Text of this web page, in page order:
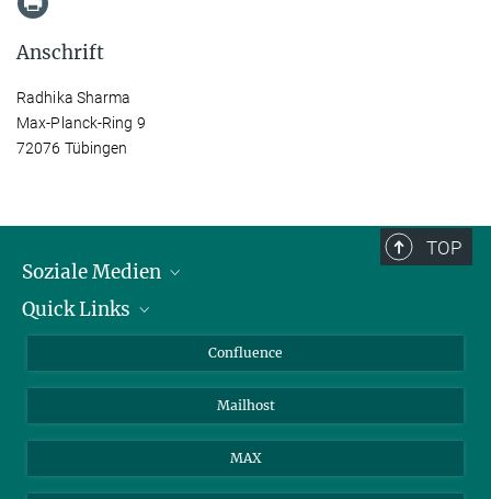
Anschrift
Radhika Sharma
Max-Planck-Ring 9
72076 Tübingen
TOP
Soziale Medien
LinkedIn
Quick Links
Für Journalisten und Journalistinnen
Ihr Weg zu uns
Confluence
Mailhost
MAX